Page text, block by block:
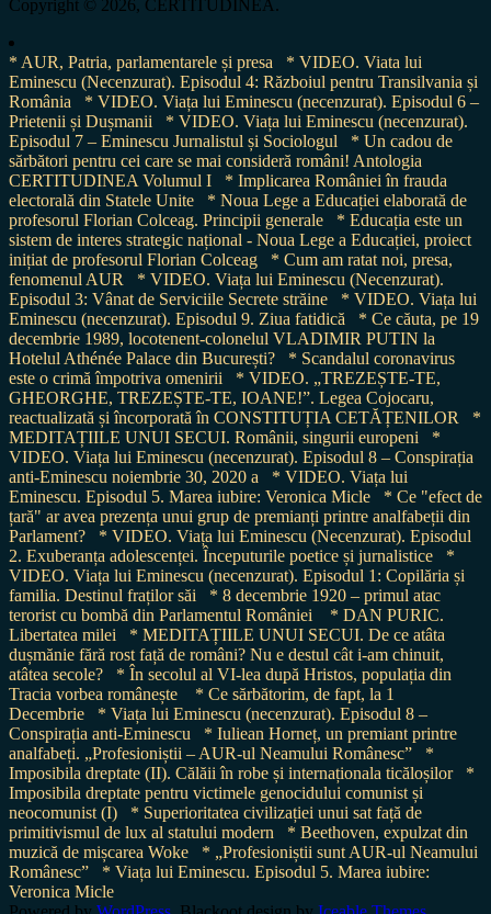
Copyright © 2026, CERTITUDINEA.
* AUR, Patria, parlamentarele și presa
* VIDEO. Viata lui
Eminescu (Necenzurat). Episodul 4: Războiul pentru Transilvania și
România
* VIDEO. Viața lui Eminescu (necenzurat). Episodul 6 –
Prietenii și Dușmanii
* VIDEO. Viața lui Eminescu (necenzurat).
Episodul 7 – Eminescu Jurnalistul și Sociologul
* Un cadou de
sărbători pentru cei care se mai consideră români! Antologia
CERTITUDINEA Volumul I
* Implicarea României în frauda
electorală din Statele Unite
* Noua Lege a Educației elaborată de
profesorul Florian Colceag. Principii generale
* Educația este un
sistem de interes strategic național - Noua Lege a Educației, proiect
inițiat de profesorul Florian Colceag
* Cum am ratat noi, presa,
fenomenul AUR
* VIDEO. Viața lui Eminescu (Necenzurat).
Episodul 3: Vânat de Serviciile Secrete străine
* VIDEO. Viața lui
Eminescu (necenzurat). Episodul 9. Ziua fatidică
* Ce căuta, pe 19
decembrie 1989, locotenent-colonelul VLADIMIR PUTIN la
Hotelul Athénée Palace din București?
* Scandalul coronavirus
este o crimă împotriva omenirii
* VIDEO. „TREZEȘTE-TE,
GHEORGHE, TREZEȘTE-TE, IOANE!”. Legea Cojocaru,
reactualizată și încorporată în CONSTITUȚIA CETĂȚENILOR
*
MEDITAȚIILE UNUI SECUI. Românii, singurii europeni
*
VIDEO. Viața lui Eminescu (necenzurat). Episodul 8 – Conspirația
anti-Eminescu noiembrie 30, 2020 a
* VIDEO. Viața lui
Eminescu. Episodul 5. Marea iubire: Veronica Micle
* Ce "efect de
țară" ar avea prezența unui grup de premianți printre analfabeții din
Parlament?
* VIDEO. Viața lui Eminescu (Necenzurat). Episodul
2. Exuberanța adolescenței. Începuturile poetice și jurnalistice
*
VIDEO. Viața lui Eminescu (necenzurat). Episodul 1: Copilăria și
familia. Destinul fraților săi
* 8 decembrie 1920 – primul atac
terorist cu bombă din Parlamentul României
* DAN PURIC.
Libertatea milei
* MEDITAȚIILE UNUI SECUI. De ce atâta
dușmănie fără rost față de români? Nu e destul cât i-am chinuit,
atâtea secole?
* În secolul al VI-lea după Hristos, populația din
Tracia vorbea românește
* Ce sărbătorim, de fapt, la 1
Decembrie
* Viața lui Eminescu (necenzurat). Episodul 8 –
Conspirația anti-Eminescu
* Iuliean Horneț, un premiant printre
analfabeți. „Profesioniștii – AUR-ul Neamului Românesc”
*
Imposibila dreptate (II). Călăii în robe și internaționala ticăloșilor
*
Imposibila dreptate pentru victimele genocidului comunist și
neocomunist (I)
* Superioritatea civilizației unui sat față de
primitivismul de lux al statului modern
* Beethoven, expulzat din
muzică de mișcarea Woke
* „Profesioniștii sunt AUR-ul Neamului
Românesc”
* Viața lui Eminescu. Episodul 5. Marea iubire:
Veronica Micle